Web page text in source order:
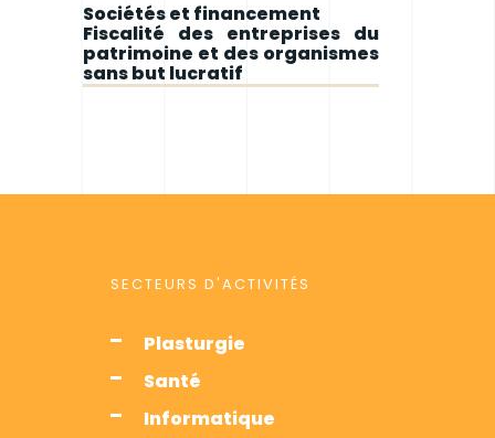
Sociétés et financement
Fiscalité des entreprises du
patrimoine et des organismes
sans but lucratif
SECTEURS D'ACTIVITÉS
Plasturgie
Santé
Informatique